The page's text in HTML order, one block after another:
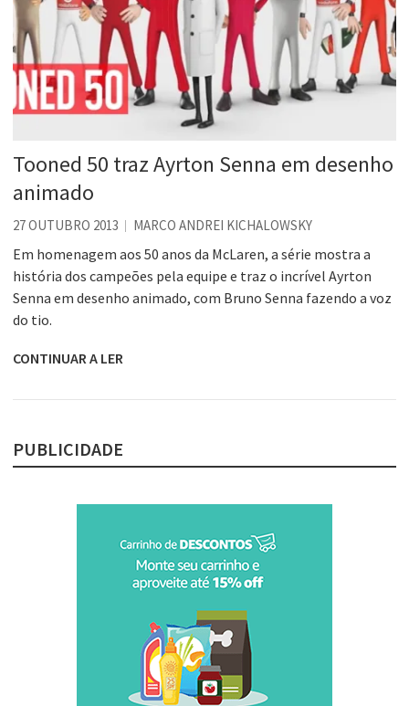
Tooned 50 traz Ayrton Senna em desenho
animado
27 OUTUBRO 2013 MARCO ANDREI KICHALOWSKY
Em homenagem aos 50 anos da McLaren, a série mostra a
história dos campeões pela equipe e traz o incrível Ayrton
Senna em desenho animado, com Bruno Senna fazendo a voz
do tio.
CONTINUAR A LER
PUBLICIDADE